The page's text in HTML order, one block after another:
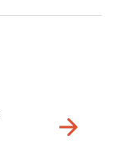
Voir
plus